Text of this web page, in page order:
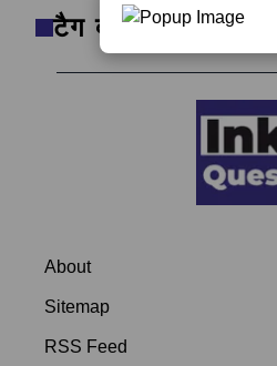
टैग क्लाउड
About
Sitemap
RSS Feed